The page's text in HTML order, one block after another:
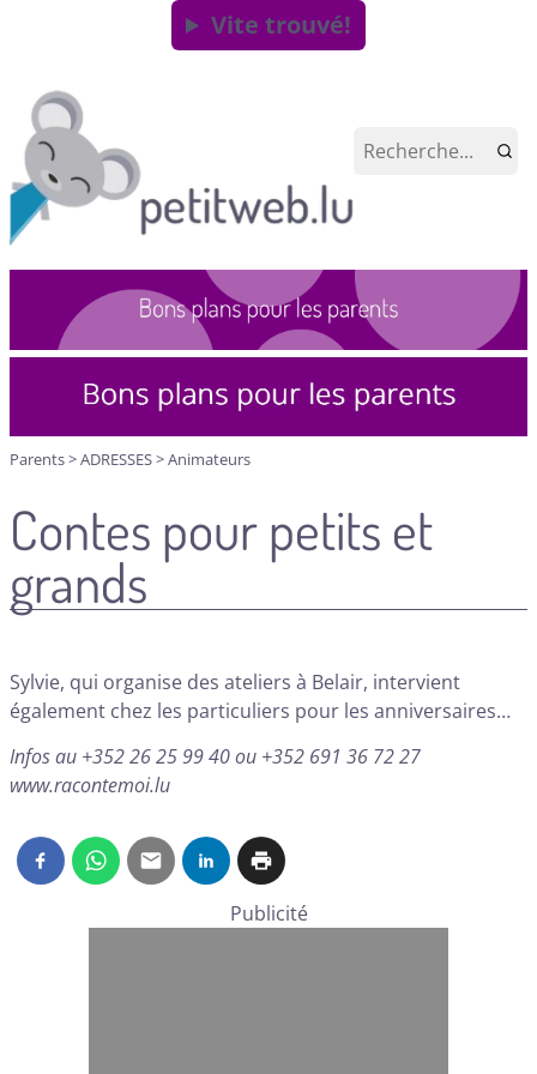
Vite trouvé!
Parents>ADRESSES>Animateurs
Contes pour petits et
grands
Sylvie, qui organise des ateliers à Belair, intervient
également chez les particuliers pour les anniversaires…
Infos au +352 26 25 99 40 ou +352 691 36 72 27
www.racontemoi.lu
Publicité